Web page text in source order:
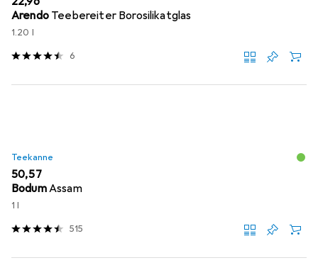
Arendo Teebereiter Borosilikatglas
1.20 l
6
Teekanne
EUR
50,57
BodumAssam
1 l
515